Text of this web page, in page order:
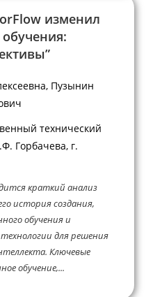
изменил
Пузынин
технический
Горбачева, г.
краткий анализ
история создания,
обучения и
для решения
Ключевые
обучение,...